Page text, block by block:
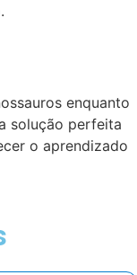
enquanto
solução perfeita
o aprendizado